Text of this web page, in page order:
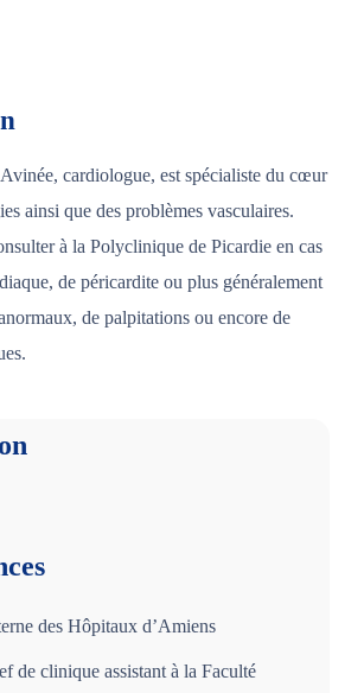
cardiologue, est spécialiste du cœur
ainsi que des problèmes vasculaires.
à la Polyclinique de Picardie en cas
de péricardite ou plus généralement
de palpitations ou encore de
des Hôpitaux d’Amiens
de clinique assistant à la Faculté